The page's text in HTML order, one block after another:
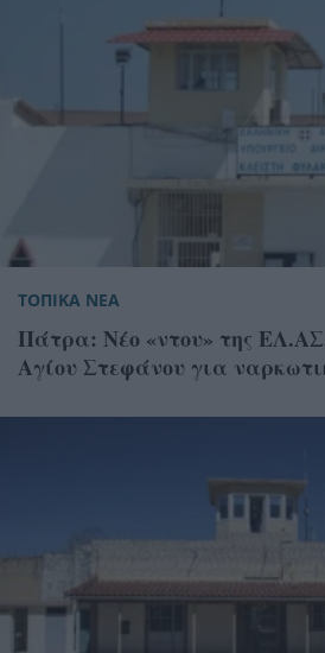
ΤΟΠΙΚΑ ΝΕΑ
Πάτρα: Νέο «ντου» της
Αγίου Στεφάνου για